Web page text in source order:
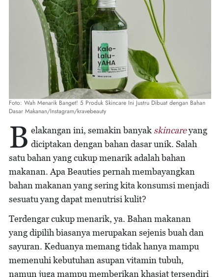
Foto: Wah Menarik Banget! 5 Produk Skincare Ini Justru Dibuat dengan Bahan
Dasar Makanan/Instagram/kravebeauty
B elakangan ini, semakin banyak skincareyang
diciptakan dengan bahan dasar unik. Salah
satu bahan yang cukup menarik adalah bahan
makanan. Apa Beauties pernah membayangkan
bahan makanan yang sering kita konsumsi menjadi
sesuatu yang dapat menutrisi kulit?
Terdengar cukup menarik, ya. Bahan makanan
yang dipilih biasanya merupakan sejenis buah dan
sayuran. Keduanya memang tidak hanya mampu
memenuhi kebutuhan asupan vitamin tubuh,
namun juga mampu memberikan khasiat tersendiri